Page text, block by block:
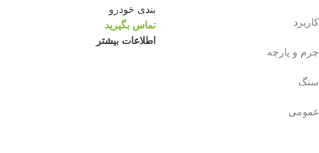
کاربرد
چرم و پارچه
سنگ
عمومی
بندی خودرو
تماس بگیرید
اطلاعات بیشتر